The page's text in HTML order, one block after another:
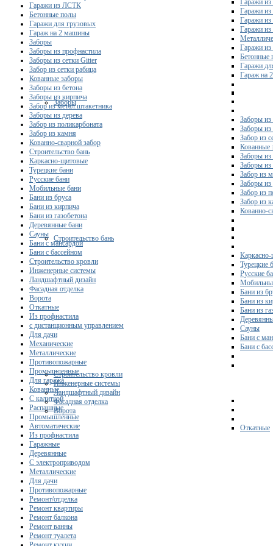
Гаражи из
Гаражи из
Гаражи
Гаражи из
Гаражи
Бетонные
Гаражи
Гараж на
Заборы
Заборы из
Заборы из
Забор из
Кованные
Заборы из
Заборы из
Забор из
Заборы из
Забор из
Забор из
Кованно-
Строительство бань
Турецкие
Русские
Бани из
Бани из
Бани из
Сауны
Бани с
Бани с
Строительство кровли
Инженерные системы
Ландшафтный дизайн
Фасадная отделка
Ворота
Откатные
Гаражи из ЛСТК
Бетонные полы
Гаражи для грузовых
Гараж на 2 машины
Заборы
Заборы из профнастила
Заборы из сетки Gitter
Забор из сетки рабица
Кованные заборы
Заборы из бетона
Заборы из кирпича
Забор из метал.штакетника
Заборы из дерева
Забор из поликарбоната
Забор из камня
Кованно-сварной забор
Строительство бань
Каркасно-щитовые
Турецкие бани
Русские бани
Мобильные бани
Бани из бруса
Бани из кирпича
Бани из газобетона
Деревянные бани
Сауны
Бани с мансардой
Бани с бассейном
Строительство кровли
Инженерные системы
Ландшафтный дизайн
Фасадная отделка
Ворота
Откатные
Из профнастила
с дистанционным управлением
Для дачи
Механические
Металлические
Противопожарные
Промышленные
Для гаража
Кованные
С калиткой
Распашные
Промышленные
Автоматические
Из профнастила
Гаражные
Деревянные
С электроприводом
Металлические
Для дачи
Противопожарные
Ремонт/отделка
Ремонт квартиры
Ремонт балкона
Ремонт ванны
Ремонт туалета